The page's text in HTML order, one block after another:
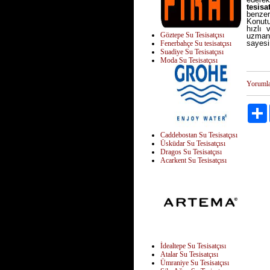
Göztepe Su Tesisatçısı
Fenerbahçe Su tesisatçısı
Suadiye Su Tesisatçısı
Moda Su Tesisatçısı
Caddebostan Su Tesisatçısı
Üsküdar Su Tesisatçısı
Dragos Su Tesisatçısı
Acarkent Su Tesisatçısı
İdealtepe Su Tesisatçısı
Atalar Su Tesisatçısı
Ümraniye Su Tesisatçısı
hızlı